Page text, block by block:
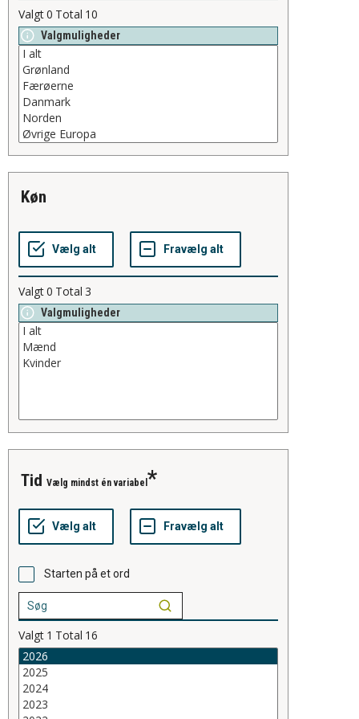
Valgt0 Total 10
Valgmuligheder
køn
Valgt0 Total 3
Valgmuligheder
tid Vælg mindst én variabel
Starten på et ord
Valgt 1 Total 16